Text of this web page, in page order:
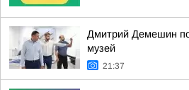
Дмитрий Демешин
музей
21:37